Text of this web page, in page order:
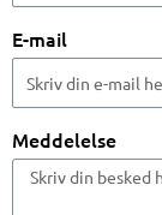
E-mail
Meddelelse